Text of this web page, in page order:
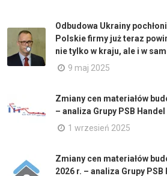
Odbudowa Ukrainy
Polskie firmy już teraz
nie tylko w kraju, ale i w
9 maj 2025
Zmiany cen materiałów
– analiza Grupy PSB Handel
1 wrzesień 2025
Zmiany cen materiałów
2026 r. – analiza Grupy PSB